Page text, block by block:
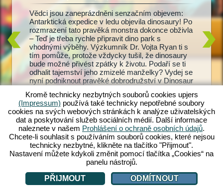
Pak
celých
zoo
je
Vědci jsou zaneprázdněni senzačním objevem:
Antarktická expedice v ledu objevila dinosaury! Po
rozmrazení tato pravěká monstra dokonce obživla
– Teď je třeba rychle připravit dino park s
vhodnými výběhy. Výzkumník Dr. Vojta Ryan ti s
tím pomůže, protože vždycky tušil, že dinosaury
bude možné přivést zpátky k životu. Podaří se ti
odhalit tajemství jeho zmizelé manželky? Vydej se
nyní podniknout pravěké dobrodružství v Dinosaur
Žijící
a T-
krmení
je
dino
Kromě technicky nezbytných souborů cookies upjers
(Impressum) používá také technicky nepotřebné soubory
cookies na svých webových stránkách k analýze uživatelských
dat a poskytování služeb sociálních médií. Další informace
naleznete v našem Prohlášení o ochraně osobních údajů.
Chcete-li souhlasit s používáním souborů cookies, které nejsou
technicky nezbytné, klikněte na tlačítko "Přijmout".
Nastavení můžete kdykoli změnit pomocí tlačítka „Cookies“ na
panelu nástrojů.
PŘIJMOUT
ODMÍTNOUT